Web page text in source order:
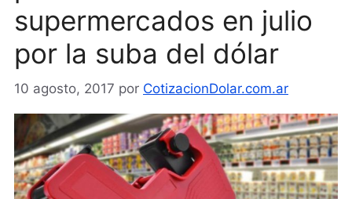
supermercados en julio
por la suba del dólar
10 agosto, 2017 por CotizacionDolar.com.ar